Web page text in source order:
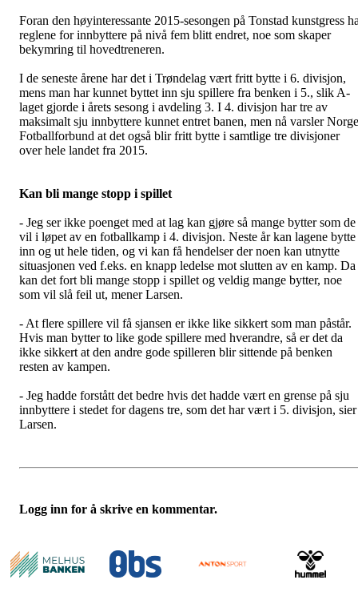
Foran den høyinteressante 2015-sesongen på Tonstad kunstgress
reglene for innbyttere på nivå fem blitt endret, noe som skaper
bekymring til hovedtreneren.
I de seneste årene har det i Trøndelag vært fritt bytte i 6. divisjon,
mens man har kunnet byttet inn sju spillere fra benken i 5., slik A-
laget gjorde i årets sesong i avdeling 3. I 4. divisjon har tre av
maksimalt sju innbyttere kunnet entret banen, men nå varsler
Fotballforbund at det også blir fritt bytte i samtlige tre divisjoner
over hele landet fra 2015.
Kan bli mange stopp i spillet
- Jeg ser ikke poenget med at lag kan gjøre så mange bytter som de
vil i løpet av en fotballkamp i 4. divisjon. Neste år kan lagene bytte
inn og ut hele tiden, og vi kan få hendelser der noen kan utnytte
situasjonen ved f.eks. en knapp ledelse mot slutten av en kamp. Da
kan det fort bli mange stopp i spillet og veldig mange bytter, noe
som vil slå feil ut, mener Larsen.
- At flere spillere vil få sjansen er ikke like sikkert som man påstår.
Hvis man bytter to like gode spillere med hverandre, så er det da
ikke sikkert at den andre gode spilleren blir sittende på benken
resten av kampen.
- Jeg hadde forstått det bedre hvis det hadde vært en grense på sju
innbyttere i stedet for dagens tre, som det har vært i 5. divisjon, sier
Larsen.
Logg inn for å skrive en kommentar.